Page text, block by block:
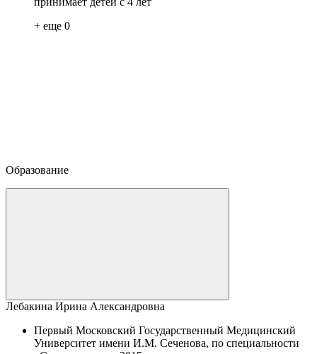
+ еще 0
Образование
Лебакина Ирина Александровна
Первый Московский Государственный Медицинский
Университет имени И.М. Сеченова, по специальности